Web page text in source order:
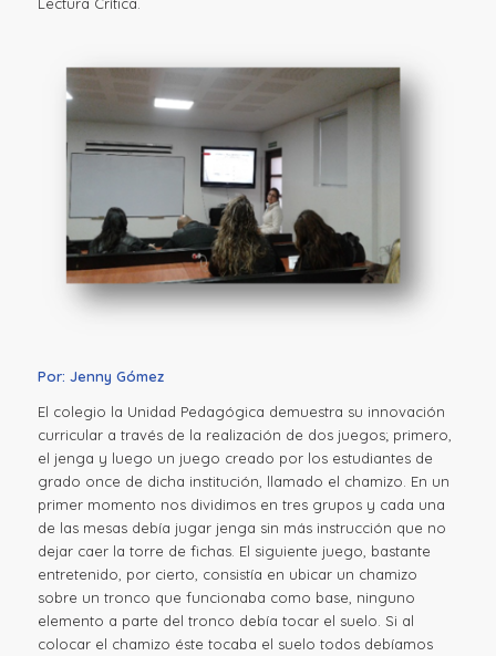
Por: Jenny Gómez
El colegio la Unidad Pedagógica demuestra su innovación
curricular a través de la realización de dos juegos; primero,
el jenga y luego un juego creado por los estudiantes de
grado once de dicha institución, llamado el chamizo. En un
primer momento nos dividimos en tres grupos y cada una
de las mesas debía jugar jenga sin más instrucción que no
dejar caer la torre de fichas. El siguiente juego, bastante
entretenido, por cierto, consistía en ubicar un chamizo
sobre un tronco que funcionaba como base, ninguno
elemento a parte del tronco debía tocar el suelo. Si al
colocar el chamizo éste tocaba el suelo todos debíamos